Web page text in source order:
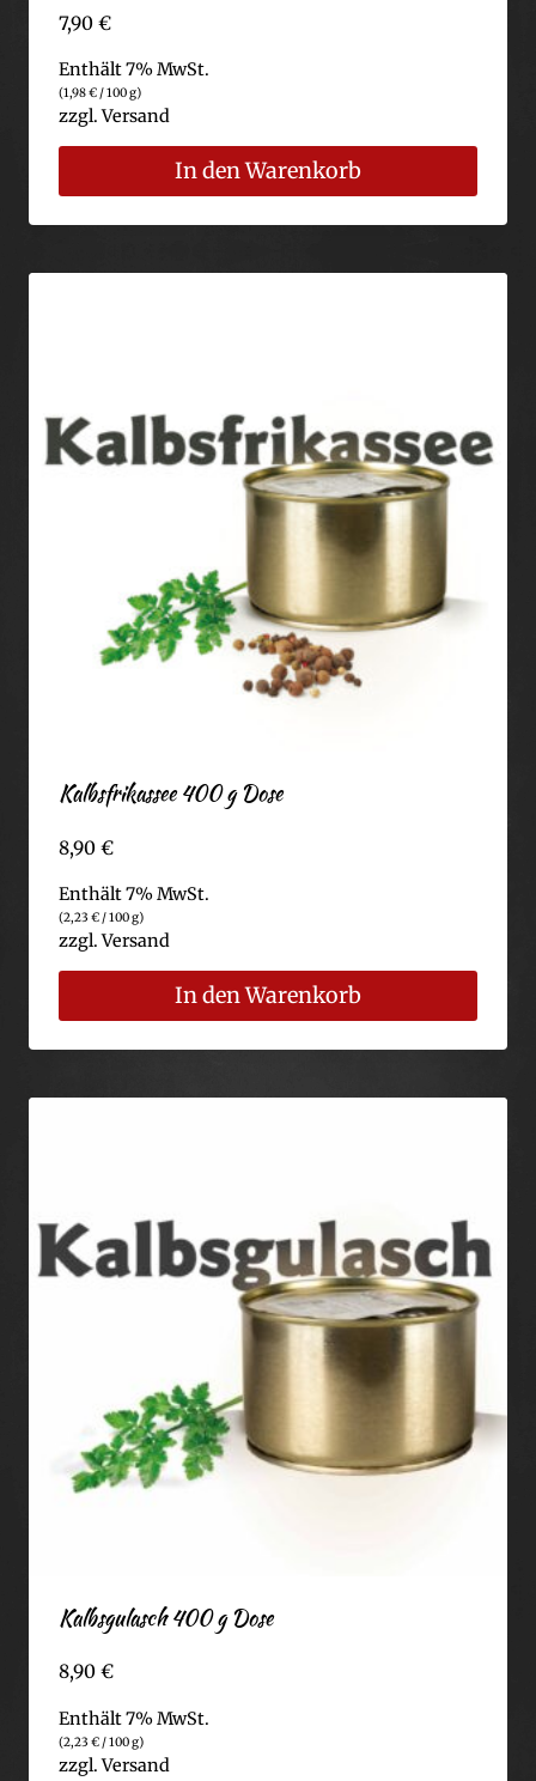
7,90 €
Enthält 7% MwSt.
(1,98€ / 100 g)
zzgl.Versand
In den Warenkorb
Kalbsfrikassee 400 g Dose
8,90 €
Enthält 7% MwSt.
(2,23 € / 100 g)
zzgl.Versand
In den Warenkorb
Kalbsgulasch 400 g Dose
8,90 €
Enthält 7% MwSt.
(2,23 € / 100 g)
zzgl.Versand